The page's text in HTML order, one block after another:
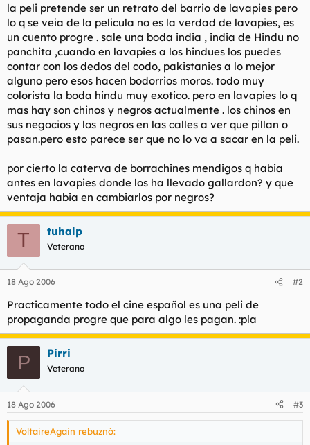
la peli pretende ser un retrato del barrio de lavapies pero
lo q se veia de la pelicula no es la verdad de lavapies, es
un cuento progre . sale una boda india , india de Hindu no
panchita ,cuando en lavapies a los hindues los puedes
contar con los dedos del codo, pakistanies a lo mejor
alguno pero esos hacen bodorrios moros. todo muy
colorista la boda hindu muy exotico. pero en lavapies lo q
mas hay son chinos y negros actualmente . los chinos en
sus negocios y los negros en las calles a ver que pillan o
pasan.pero esto parece ser que no lo va a sacar en la peli.
por cierto la caterva de borrachines mendigos q habia
antes en lavapies donde los ha llevado gallardon? y que
ventaja habia en cambiarlos por negros?
T tuhalp
Veterano
18 Ago 2006 #2
Practicamente todo el cine español es una peli de
propaganda progre que para algo les pagan. :pla
P Pirri
Veterano
18 Ago 2006 #3
VoltaireAgain rebuznó: